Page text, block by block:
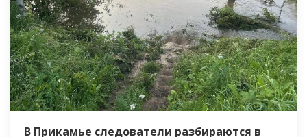
В Прикамье следователи разбираются в